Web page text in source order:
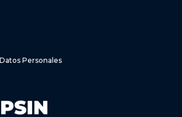
Personales